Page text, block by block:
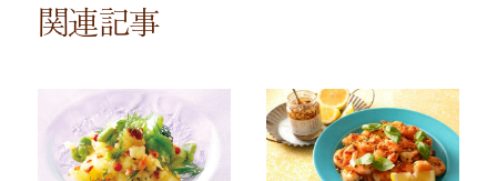
関連記事